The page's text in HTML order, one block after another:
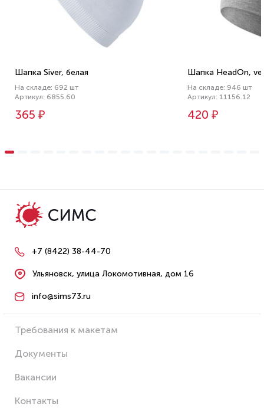
Шапка Siver, белая
На складе: 692 шт
Артикул: 6855.60
365 ₽
Шапка HeadOn,
На складе: 946 шт
Артикул: 11156.12
420 ₽
+7 (8422) 38-44-70
Ульяновск, улица Локомотивная, дом 16
info@sims73.ru
Требования к макетам
Документы
Вакансии
Контакты